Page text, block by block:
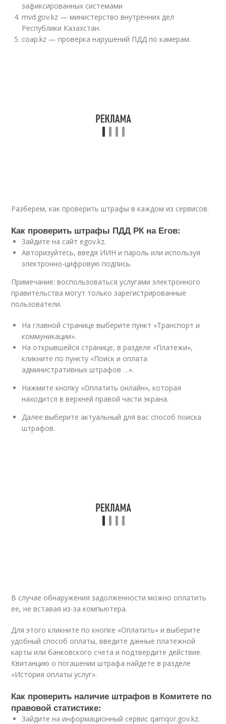
зафиксированных системами
mvd.gov.kz — министерство внутренних дел
Республики Казахстан.
coap.kz — проверка нарушений ПДД по камерам.
Разберем, как проверить штрафы в каждом из сервисов.
Как проверить штрафы ПДД РК на Егов:
Зайдите на сайт egov.kz.
Авторизуйтесь, введя ИИН и пароль или используя
электронно-цифровую подпись.
Примечание: воспользоваться услугами электронного
правительства могут только зарегистрированные
пользователи.
На главной странице выберите пункт «Транспорт и
коммуникации».
На открывшейся странице, в разделе «Платежи»,
кликните по пункту «Поиск и оплата
административных штрафов …».
Нажмите кнопку «Оплатить онлайн», которая
находится в верхней правой части экрана.
Далее выберите актуальный для вас способ поиска
штрафов.
В случае обнаружения задолженности можно оплатить
ее, не вставая из-за компьютера.
Для этого кликните по кнопке «Оплатить» и выберите
удобный способ оплаты, введите данные платежной
карты или банковского счета и подтвердите действие.
Квитанцию о погашении штрафа найдете в разделе
«История оплаты услуг».
Как проверить наличие штрафов в Комитете по
правовой статистике:
Зайдите на информационный сервис qamqor.gov.kz.